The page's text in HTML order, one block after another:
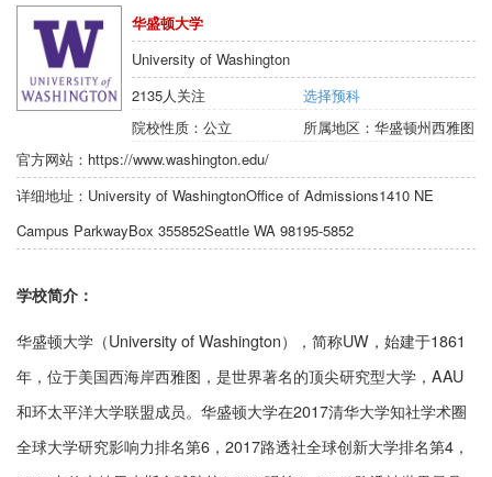
华盛顿大学
University of Washington
2135人关注
选择预科
院校性质： 公立 所属地区：华盛顿州西雅图
官方网站： https://www.washington.edu/
详细地址： University of WashingtonOffice of Admissions1410 NE
Campus ParkwayBox 355852Seattle WA 98195-5852
学校简介：
华盛顿大学（University of Washington），简称UW，始建于1861
年，位于美国西海岸西雅图，是世界著名的顶尖研究型大学，AAU
和环太平洋大学联盟成员。华盛顿大学在2017清华大学知社学术圈
全球大学研究影响力排名第6，2017路透社全球创新大学排名第4，